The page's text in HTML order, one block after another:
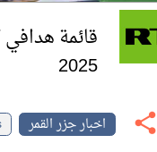
قائمة
2025
اخبار جزر القمر